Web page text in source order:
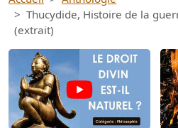
Thucydide, Histoire de la
(extrait)